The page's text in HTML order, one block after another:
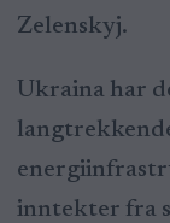
Zelenskyj.
Ukraina har
inntekter fra